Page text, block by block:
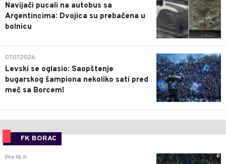
Navijači pucali na autobus sa
Argentincima: Dvojica su prebačena u
bolnicu
1
07.07.2026.
Levski se oglasio: Saopštenje
bugarskog šampiona nekoliko sati pred
meč sa Borcem!
FK BORAC
0
Pre 16 h